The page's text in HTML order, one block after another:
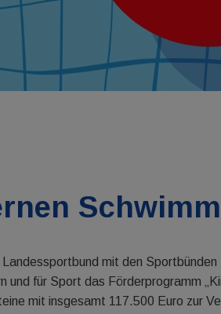
mit den
und für Sport das Förderprogramm
mit insgesamt 117.500 Euro zur